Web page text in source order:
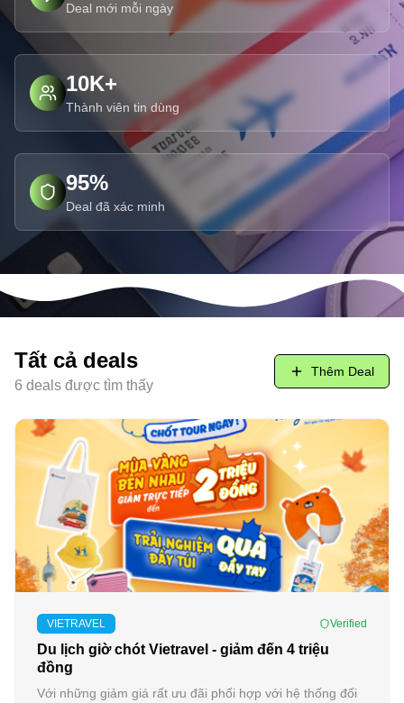
Deal mới mỗi ngày
10K+
Thành viên tin dùng
95%
Deal đã xác minh
Tất cả deals
6 deals được tìm thấy
Thêm Deal
%
VIETRAVEL
Verified
Du lịch giờ chót Vietravel - giảm đến 4 triệu
đồng
Với những giảm giá rất ưu đãi phối hợp với hệ thống đối